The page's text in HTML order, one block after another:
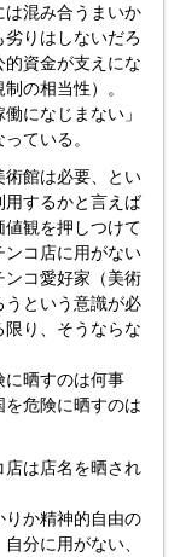
は混み合うまいか
りはしないだろ
資金が支えにな
の相当性）。
になじまない」
ている。
術館は必要、とい
用するかと言えば
観を押しつけて
ンコ店に用がない
ンコ愛好家（美術
うという意識が必
り、そうならな
に晒すのは何事
危険に晒すのは
店は店名を晒され
りか精神的自由の
分に用がない、